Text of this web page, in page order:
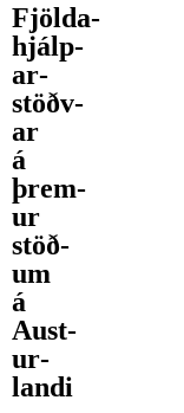
Fjölda­
hjálp­
ar­
stöðv­
ar
á
þrem­
ur
stöð­
um
á
Aust­
ur­
landi